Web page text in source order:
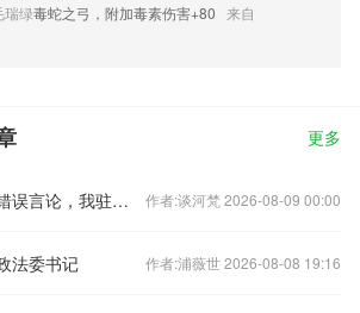
绿毒蛇之弓，附加毒素伤害+80 来自
更多
英国就南海问题发表错误言论，我驻英使馆：提出严正交涉 作者:谈河梵 2026-08-09 00:00
法委书记 作者:浦薇世 2026-08-08 19:16